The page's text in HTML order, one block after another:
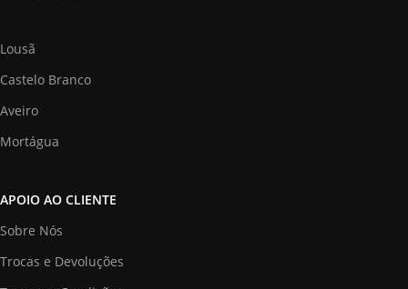
Lousã
Castelo Branco
Aveiro
Mortágua
APOIO AO CLIENTE
Sobre Nós
Trocas e Devoluções